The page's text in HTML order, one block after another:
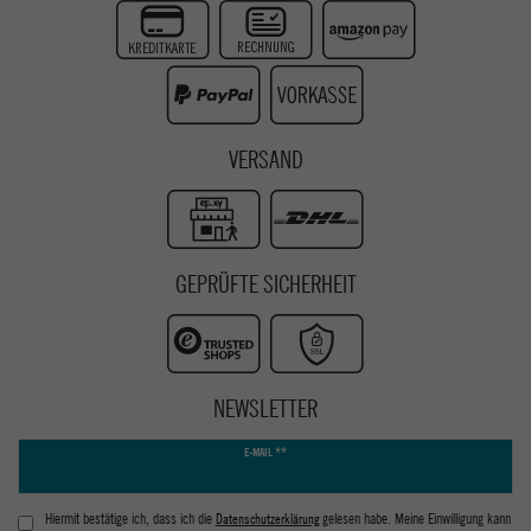
Instagram
Youtube
VERSAND
GEPRÜFTE SICHERHEIT
NEWSLETTER
E-MAIL **
Hiermit bestätige ich, dass ich die Daten­schutz­erklärunggelesen habe. Meine Einwilligung kann